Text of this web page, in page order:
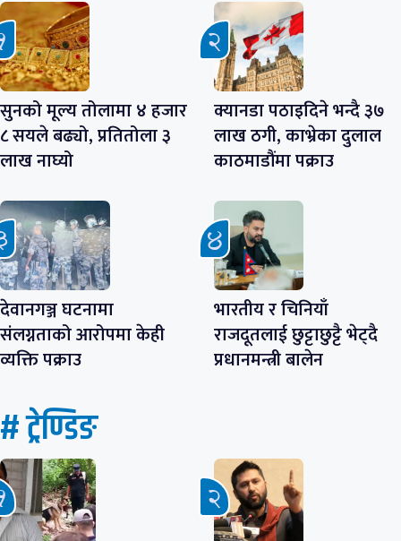
सुनको मूल्य तोलामा ४ हजार
८ सयले बढ्यो, प्रतितोला ३
लाख नाघ्यो
क्यानडा पठाइदिने भन्दै ३७
लाख ठगी, काभ्रेका दुलाल
काठमाडौंमा पक्राउ
देवानगञ्ज घटनामा
संलग्नताको आरोपमा केही
व्यक्ति पक्राउ
भारतीय र चिनियाँ
राजदूतलाई छुट्टाछुट्टै भेट्दै
प्रधानमन्त्री बालेन
# ट्रेण्डिङ